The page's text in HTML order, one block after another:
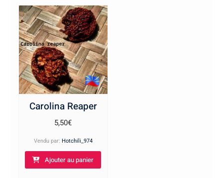
Carolina Reaper
5,50€
Vendu par: Hotchili_974
Ajouter au panier